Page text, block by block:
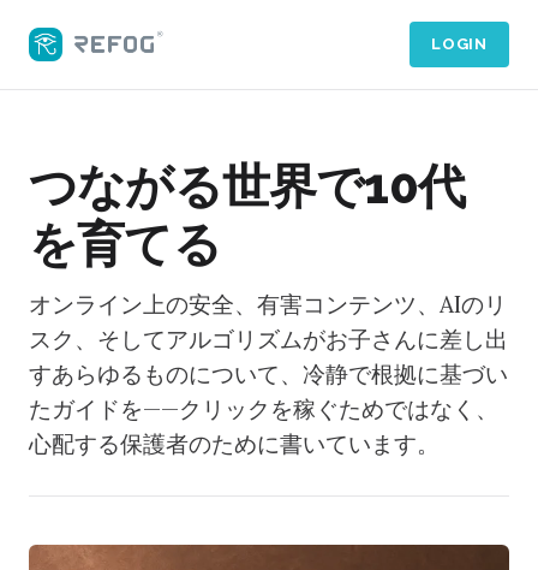
LOGIN
つながる世界で10代
を育てる
オンライン上の安全、有害コンテンツ、AIのリ
スク、そしてアルゴリズムがお子さんに差し出
すあらゆるものについて、冷静で根拠に基づい
たガイドを——クリックを稼ぐためではなく、
心配する保護者のために書いています。